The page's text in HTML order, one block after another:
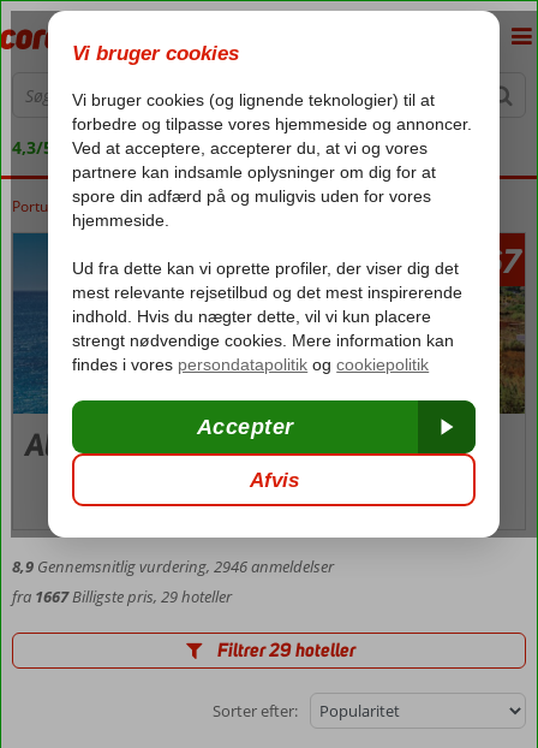
4,3/5 på Trustpilot
Forside
Portugal Algarve Algarve
fra 1667
Algarve
Billeder og video kort
8,9 Gennemsnitlig vurdering, 2946anmeldelser
fra 1667Billigste pris, 29 hoteller
Filtrer 29 hoteller
Sorter efter: